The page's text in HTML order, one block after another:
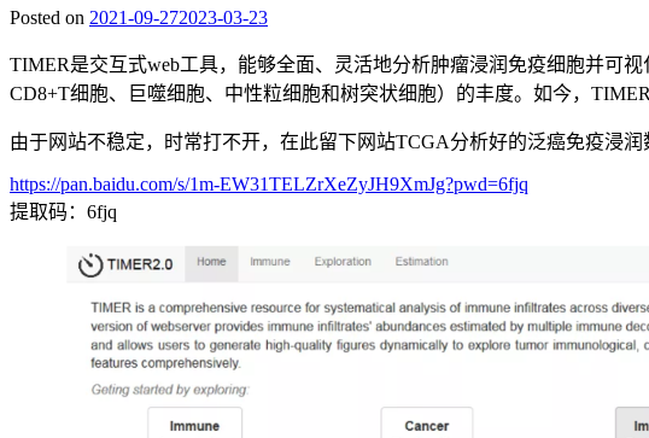
Posted on 2021-09-272023-03-23
TIMER是交互式web工具，能够全面、灵活地分析肿瘤浸润免疫细胞并可
CD8+T细胞、巨噬细胞、中性粒细胞和树突状细胞）的丰度。如今，
由于网站不稳定，时常打不开，在此留下网站TCGA分析好的泛癌免疫浸润
https://pan.baidu.com/s/1m-EW31TELZrXeZyJH9XmJg?pwd=6fjq
提取码：6fjq